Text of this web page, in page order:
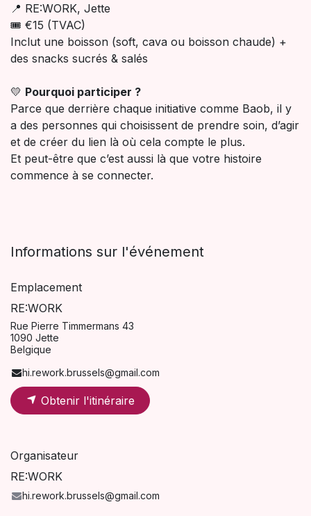
📍 RE:WORK, Jette
🎟 €15 (TVAC)
Inclut une boisson (soft, cava ou boisson chaude) +
des snacks sucrés & salés​
💛 Pourquoi participer ?
Parce que derrière chaque initiative comme Baob, il y
a des personnes qui choisissent de prendre soin, d’agir
et de créer du lien là où cela compte le plus.
Et peut-être que c’est aussi là que votre histoire
commence à se connecter.
Informations sur l'événement
Emplacement
RE:WORK
Rue Pierre Timmermans 43
1090 Jette
Belgique
hi.rework.brussels@gmail.com
Obtenir l'itinéraire
Organisateur
RE:WORK
hi.rework.brussels@gmail.com